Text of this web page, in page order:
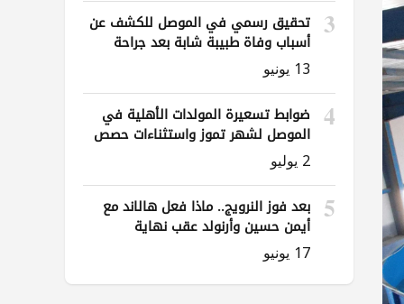
3 تحقيق رسمي في الموصل للكشف عن
أسباب وفاة طبيبة شابة بعد جراحة
ناظورية
13 يونيو
4 ضوابط تسعيرة المولدات الأهلية في
الموصل لشهر تموز واستثناءات حصص
الوقود
2 يوليو
5 بعد فوز النرويج.. ماذا فعل هالاند مع
أيمن حسين وأرنولد عقب نهاية
المباراة؟
17 يونيو